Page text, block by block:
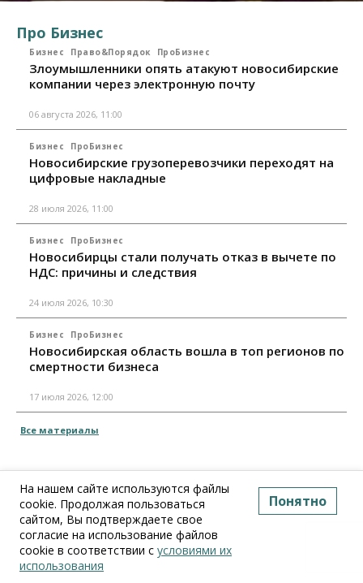
Про Бизнес
Бизнес Право&Порядок ПроБизнес
Злоумышленники опять атакуют новосибирские
компании через электронную почту
06 августа 2026, 11:00
Бизнес ПроБизнес
Новосибирские грузоперевозчики переходят на
цифровые накладные
28 июля 2026, 11:00
Бизнес ПроБизнес
Новосибирцы стали получать отказ в вычете по
НДС: причины и следствия
24 июля 2026, 10:30
Бизнес ПроБизнес
Новосибирская область вошла в топ регионов по
смертности бизнеса
17 июля 2026, 12:00
Все материалы
На нашем сайте используются файлы
cookie. Продолжая пользоваться
сайтом, Вы подтверждаете свое
согласие на использование файлов
cookie в соответствии с условиями их
использования
Понятно